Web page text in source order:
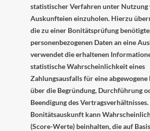
statistischer Verfahren unter Nutzung
Auskunfteien einzuholen. Hierzu
die zu einer Bonitätsprüfung
personenbezogenen Daten an eine
verwendet die erhaltenen
statistische Wahrscheinlichkeit eines
Zahlungsausfalls für eine abgewogene
über die Begründung, Durchführung
Beendigung des Vertragsverhältnisses.
Bonitätsauskunft kann
(Score-Werte) beinhalten, die auf Basis